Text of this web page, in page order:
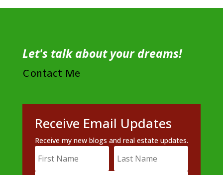
Let's talk about your dreams!
Contact Me
Receive Email Updates
Receive my new blogs and real estate updates.